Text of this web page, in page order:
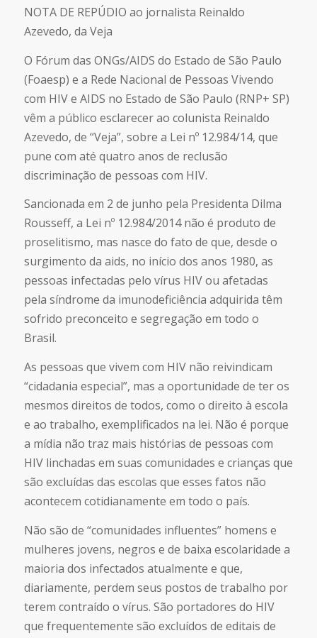
NOTA DE REPÚDIO ao jornalista Reinaldo
Azevedo, da Veja
O Fórum das ONGs/AIDS do Estado de São Paulo
(Foaesp) e a Rede Nacional de Pessoas Vivendo
com HIV e AIDS no Estado de São Paulo (RNP+ SP)
vêm a público esclarecer ao colunista Reinaldo
Azevedo, de “Veja”, sobre a Lei nº 12.984/14, que
pune com até quatro anos de reclusão
discriminação de pessoas com HIV.
Sancionada em 2 de junho pela Presidenta Dilma
Rousseff, a Lei nº 12.984/2014 não é produto de
proselitismo, mas nasce do fato de que, desde o
surgimento da aids, no início dos anos 1980, as
pessoas infectadas pelo vírus HIV ou afetadas
pela síndrome da imunodeficiência adquirida têm
sofrido preconceito e segregação em todo o
Brasil.
As pessoas que vivem com HIV não reivindicam
“cidadania especial”, mas a oportunidade de ter os
mesmos direitos de todos, como o direito à escola
e ao trabalho, exemplificados na lei. Não é porque
a mídia não traz mais histórias de pessoas com
HIV linchadas em suas comunidades e crianças que
são excluídas das escolas que esses fatos não
acontecem cotidianamente em todo o país.
Não são de “comunidades influentes” homens e
mulheres jovens, negros e de baixa escolaridade a
maioria dos infectados atualmente e que,
diariamente, perdem seus postos de trabalho por
terem contraído o vírus. São portadores do HIV
que frequentemente são excluídos de editais de